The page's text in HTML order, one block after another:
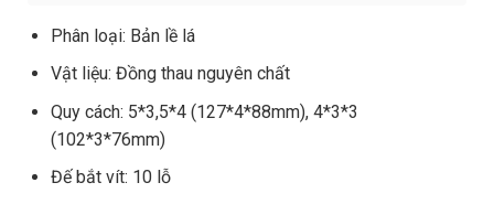
Phân loại: Bản lề lá
Vật liệu: Đồng thau nguyên chất
Quy cách: 5*3,5*4 (127*4*88mm), 4*3*3
(102*3*76mm)
Đế bắt vít: 10 lỗ